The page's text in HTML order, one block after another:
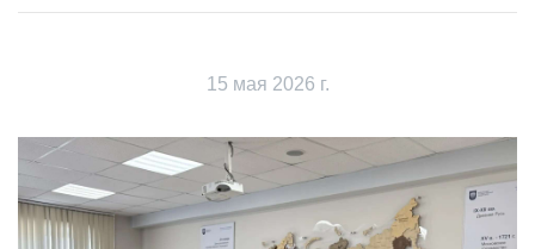
15 мая 2026 г.